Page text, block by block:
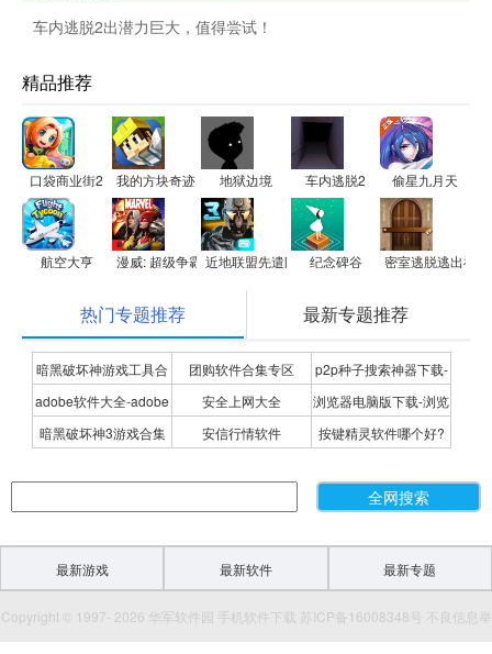
车内逃脱2出潜力巨大，值得尝试！
精品推荐
口袋商业街2 我的方块奇迹 地狱边境 车内逃脱2 偷星九月天
航空大亨 漫威: 超级争霸战近地联盟先遣队免费版纪念碑谷 密室逃脱逃出神
热门专题推荐 最新专题推荐
暗黑破坏神游戏工具合
集
团购软件合集专区
p2p种子搜索神器下载-
P2P种子搜索神器专题
adobe软件大全-adobe
全系列软件下载-adobe
安全上网大全
浏览器电脑版下载-浏览
器下载合集
暗黑破坏神3游戏合集 安信行情软件
按键精灵软件哪个好?
最新游戏 最新软件 最新专题
Copyright © 1997- 2026 华军软件园 手机软件下载 苏ICP备16008348号 不良信息举